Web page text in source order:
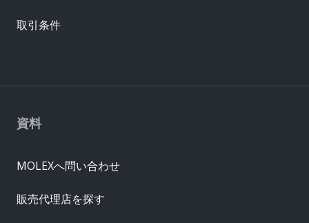
資料
MOLEXへ問い合わせ
販売代理店を探す
取引条件